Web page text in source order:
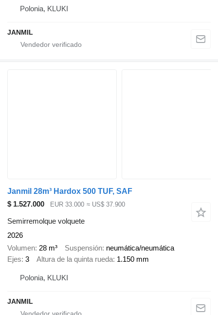
Polonia, KLUKI
JANMIL
Janmil 28m³ Hardox 500 TUF, SAF
$ 1.527.000
EUR 33.000 ≈ US$ 37.900
Semirremolque volquete
2026
Volumen 28 m³ Suspensión neumática/neumática
Ejes 3 Altura de la quinta rueda 1.150 mm
Polonia, KLUKI
JANMIL